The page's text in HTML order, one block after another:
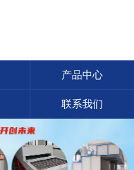
产品中心
联系我们